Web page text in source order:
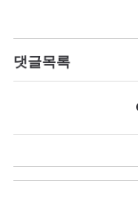
댓글목록